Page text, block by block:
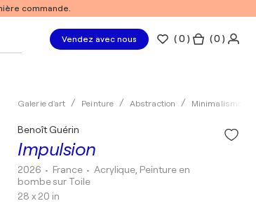
commande.
Vendez avec nous (0 ) ( 0 )
Galerie d'art Peinture Abstraction Minimalisme
Impulsion
Benoît Guérin
2026 • France •Acrylique, Peinture en
bombe sur Toile
28 x 20 in